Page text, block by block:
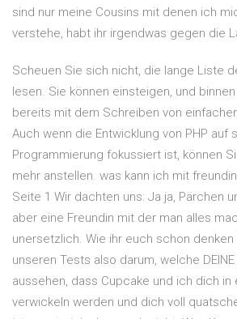
sind nur meine Cousins mit denen ich
verstehe, habt ihr irgendwas gegen die
Scheuen Sie sich nicht, die lange Liste
lesen. Sie können einsteigen, und
bereits mit dem Schreiben von
Auch wenn die Entwicklung von PHP auf
Programmierung fokussiert ist, können
mehr anstellen. was kann ich mit
Seite 1 Wir dachten uns: Ja ja, Pärchen
aber eine Freundin mit der man alles
unersetzlich. Wie ihr euch schon
unseren Tests also darum, welche
aussehen, dass Cupcake und ich dich in
verwickeln werden und dich voll